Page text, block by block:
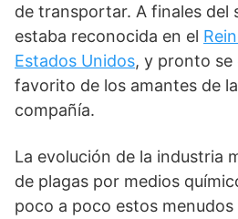
de transportar. A finales del
estaba reconocida en el
Estados Unidos, y pronto
favorito de los amantes de
compañía.
La evolución de la industria
de plagas por medios
poco a poco estos menudos